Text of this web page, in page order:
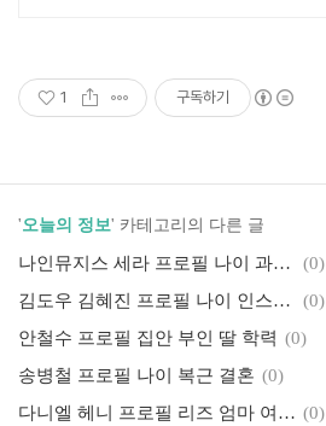
1 구독하기
' 오늘의 정보' 카테고리의 다른 글
나인뮤지스 세라 프로필 나이 과거얼굴 결혼
(0)
김도우 김혜진 프로필 나이 인스타 자녀
(0)
안철수 프로필 집안 부인 딸 학력 (0)
송병철 프로필 나이 복근 결혼 (0)
다니엘 헤니 프로필 리즈 엄마 여자친구 결혼 (0)